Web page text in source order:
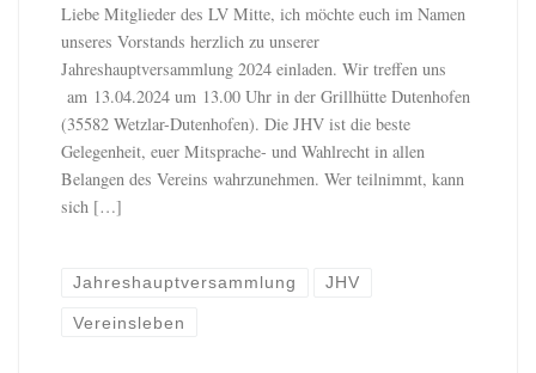
Liebe Mitglieder des LV Mitte, ich möchte euch im Namen
unseres Vorstands herzlich zu unserer
Jahreshauptversammlung 2024 einladen. Wir treffen uns
am 13.04.2024 um 13.00 Uhr in der Grillhütte Dutenhofen
(35582 Wetzlar-Dutenhofen). Die JHV ist die beste
Gelegenheit, euer Mitsprache- und Wahlrecht in allen
Belangen des Vereins wahrzunehmen. Wer teilnimmt, kann
sich […]
Jahreshauptversammlung JHV
Vereinsleben